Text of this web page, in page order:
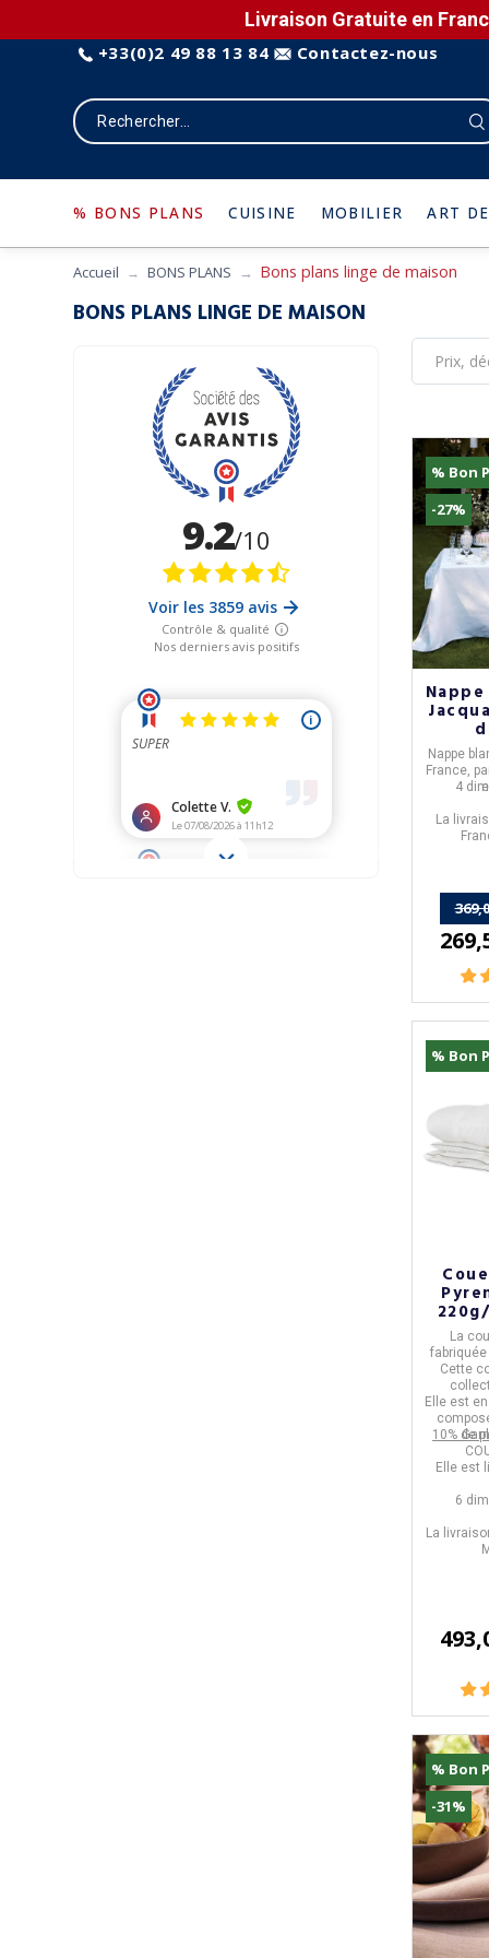
Livraison Gratuite en
+33(0)2 49 88 13 84 Contactez-nous
% BONS PLANS CUISINE MOBILIER ART
Accueil BONS PLANS Bons plans linge de maison
BONS PLANS LINGE DE MAISON
% Bon
-27%
Nappe
France,
4
La
% Bon
La
fabriquée
Cette
Elle est en
10% de
Elle est
6
La
% Bon
-31%